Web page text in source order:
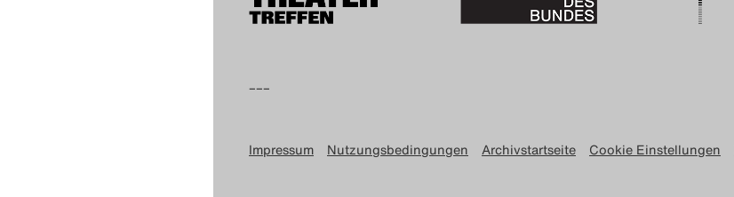
–––
Impressum Nutzungsbedingungen Archivstartseite Cookie Einstellungen